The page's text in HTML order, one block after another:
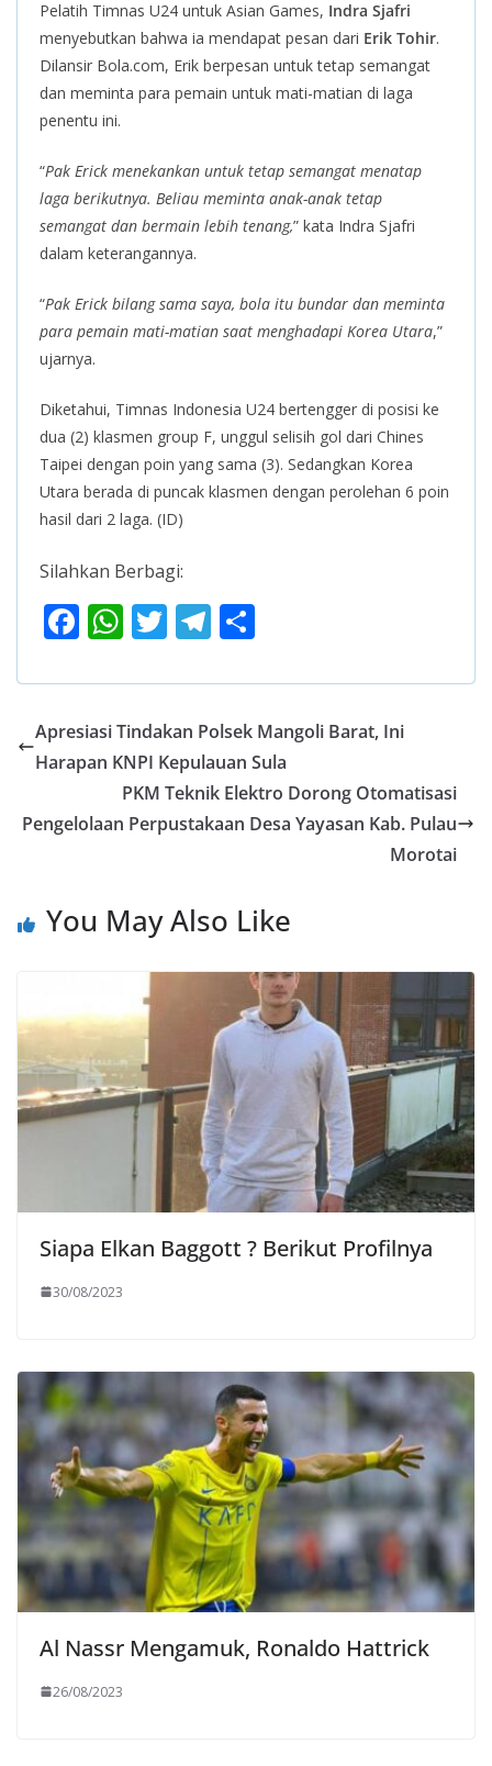
Pelatih Timnas U24 untuk Asian Games, Indra Sjafri
menyebutkan bahwa ia mendapat pesan dari Erik Tohir.
Dilansir Bola.com, Erik berpesan untuk tetap semangat
dan meminta para pemain untuk mati-matian di laga
penentu ini.
“Pak Erick menekankan untuk tetap semangat menatap
laga berikutnya. Beliau meminta anak-anak tetap
semangat dan bermain lebih tenang,” kata Indra Sjafri
dalam keterangannya.
“Pak Erick bilang sama saya, bola itu bundar dan meminta
para pemain mati-matian saat menghadapi Korea Utara,”
ujarnya.
Diketahui, Timnas Indonesia U24 bertengger di posisi ke
dua (2) klasmen group F, unggul selisih gol dari Chines
Taipei dengan poin yang sama (3). Sedangkan Korea
Utara berada di puncak klasmen dengan perolehan 6 poin
hasil dari 2 laga. (ID)
Silahkan Berbagi:
F
e
b
o
k
W
at
s
A
p
p
T
itt
er
T
e
gr
a
m
ar
e
Apresiasi Tindakan Polsek Mangoli Barat, Ini
Harapan KNPI Kepulauan Sula
PKM Teknik Elektro Dorong Otomatisasi
Pengelolaan Perpustakaan Desa Yayasan Kab. Pulau
Morotai
You May Also Like
Siapa Elkan Baggott ? Berikut Profilnya
30/08/2023
Al Nassr Mengamuk, Ronaldo Hattrick
26/08/2023